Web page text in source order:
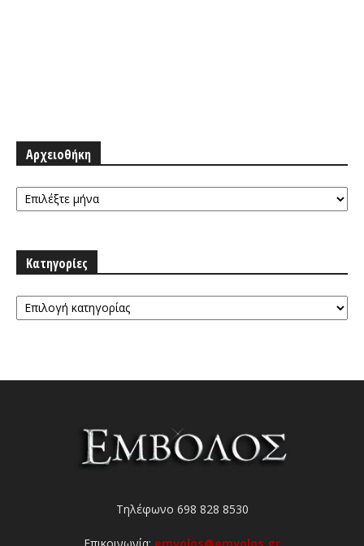
Αρχειοθήκη
Αρχειοθήκη
Κατηγορίες
Κατηγορίες
Τηλέφωνο 698 828 8530